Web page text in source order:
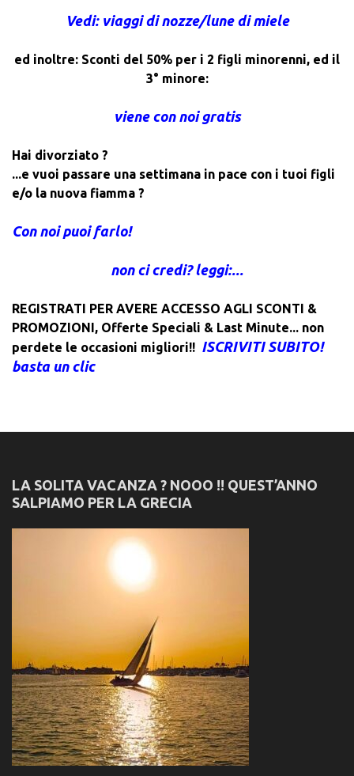
Vedi: viaggi di nozze/lune di miele
ed inoltre: Sconti del 50% per i 2 figli minorenni, ed il
3° minore:
viene con noi gratis
Hai divorziato ?
...e vuoi passare una settimana in pace con i tuoi figli
e/o la nuova fiamma ?
Con noi puoi farlo!
non ci credi? leggi:...
REGISTRATI PER AVERE ACCESSO AGLI SCONTI &
PROMOZIONI , Offerte Speciali & Last Minute... non
perdete le occasioni migliori!! ISCRIVITI SUBITO!
basta un clic
LA SOLITA VACANZA ? NOOO !! QUEST’ANNO
SALPIAMO PER LA GRECIA